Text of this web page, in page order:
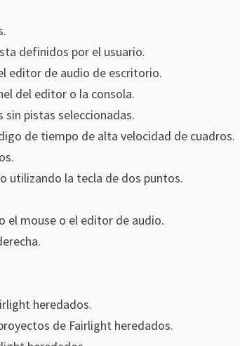
definidos por el usuario.
editor de audio de escritorio.
del editor o la consola.
pistas seleccionadas.
de tiempo de alta velocidad de cuadros.
utilizando la tecla de dos puntos.
el mouse o el editor de audio.
heredados.
de Fairlight heredados.